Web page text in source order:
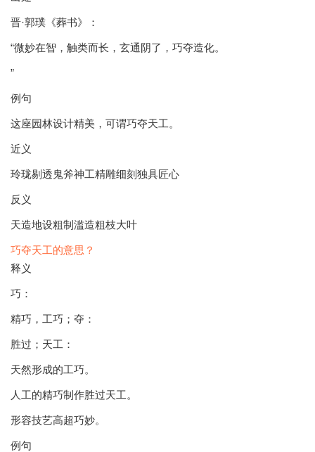
晋·郭璞《葬书》：
“微妙在智，触类而长，玄通阴了，巧夺造化。
”
例句
这座园林设计精美，可谓巧夺天工。
近义
玲珑剔透鬼斧神工精雕细刻独具匠心
反义
天造地设粗制滥造粗枝大叶
巧夺天工的意思？
释义
巧：
精巧，工巧；夺：
胜过；天工：
天然形成的工巧。
人工的精巧制作胜过天工。
形容技艺高超巧妙。
例句